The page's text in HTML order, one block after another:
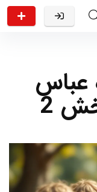
عباس
2